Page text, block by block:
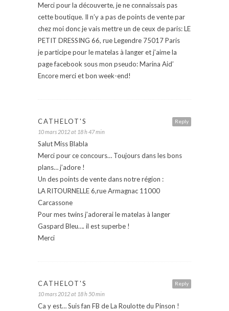
Merci pour la découverte, je ne connaissais pas
cette boutique. Il n’y a pas de points de vente par
chez moi donc je vais mettre un de ceux de paris: LE
PETIT DRESSING 66, rue Legendre 75017 Paris
je participe pour le matelas à langer et j’aime la
page facebook sous mon pseudo: Marina Aid’
Encore merci et bon week-end!
Reply
CATHELOT'S
10 mars 2012 at 18 h 47 min
Salut Miss Blabla
Merci pour ce concours… Toujours dans les bons
plans… j’adore !
Un des points de vente dans notre région :
LA RITOURNELLE 6,rue Armagnac 11000
Carcassone
Pour mes twins j’adorerai le matelas à langer
Gaspard Bleu…. il est superbe !
Merci
Reply
CATHELOT'S
10 mars 2012 at 18 h 50 min
Ca y est… Suis fan FB de La Roulotte du Pinson !